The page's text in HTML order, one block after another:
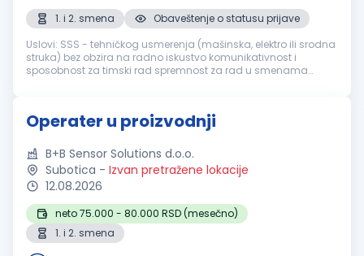
1. i 2. smena
Obaveštenje o statusu prijave
Uslovi: SSS - tehničkog usmerenja (mašinska, elektro ili srodna
struka) bez obzira na radno iskustvo komunikativnost i
sposobnost za timski rad spremnost za rad u smenama
Operater u proizvodnji
B+B Sensor Solutions d.o.o.
Subotica - Izvan pretražene lokacije
12.08.2026
neto 75.000 - 80.000 RSD (mesečno)
1. i 2. smena